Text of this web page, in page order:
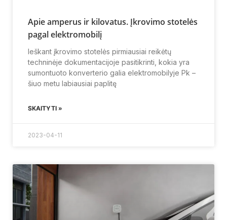
Apie amperus ir kilovatus. Įkrovimo stotelės
pagal elektromobilį
Ieškant įkrovimo stotelės pirmiausiai reikėtų
techninėje dokumentacijoje pasitikrinti, kokia yra
sumontuoto konverterio galia elektromobilyje Pk –
šiuo metu labiausiai paplitę
SKAITYTI »
2023-04-11